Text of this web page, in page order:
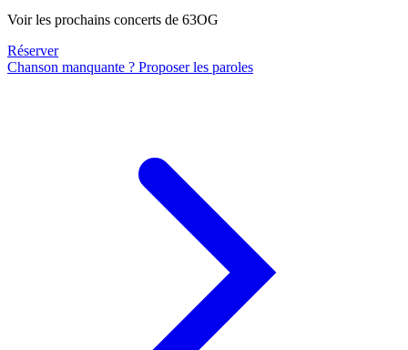
Voir les prochains concerts de 63OG
Réserver
Chanson manquante ? Proposer les paroles